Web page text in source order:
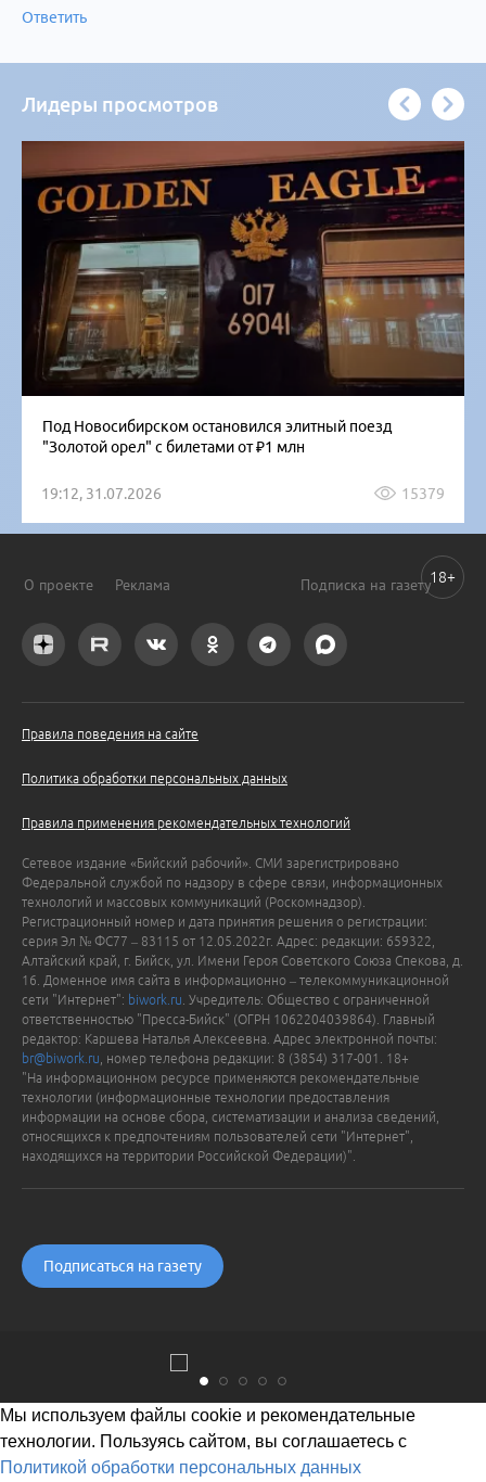
Ответить
Лидеры просмотров
Под Новосибирском остановился элитный поезд
"Золотой орел" с билетами от ₽1 млн
19:12, 31.07.2026 15379
О проекте Реклама Подписка на газету
Правила поведения на сайте
Политика обработки персональных данных
Правила применения рекомендательных технологий
Сетевое издание «Бийский рабочий». СМИ зарегистрировано
Федеральной службой по надзору в сфере связи, информационных
технологий и массовых коммуникаций (Роскомнадзор).
Регистрационный номер и дата принятия решения о регистрации:
серия Эл № ФС77 – 83115 от 12.05.2022г. Адрес: редакции: 659322,
Алтайский край, г. Бийск, ул. Имени Героя Советского Союза Спекова, д.
16. Доменное имя сайта в информационно – телекоммуникационной
сети "Интернет": biwork.ru . Учредитель: Общество с ограниченной
ответственностью "Пресса-Бийск" (ОГРН 1062204039864). Главный
редактор: Каршева Наталья Алексеевна. Адрес электронной почты:
br@biwork.ru , номер телефона редакции: 8 (3854) 317-001. 18+
"На информационном ресурсе применяются рекомендательные
технологии (информационные технологии предоставления
информации на основе сбора, систематизации и анализа сведений,
относящихся к предпочтениям пользователей сети "Интернет",
находящихся на территории Российской Федерации)".
Подписаться на газету
18+
Мы используем файлы cookie и рекомендательные
технологии. Пользуясь сайтом, вы соглашаетесь с
Политикой обработки персональных данных